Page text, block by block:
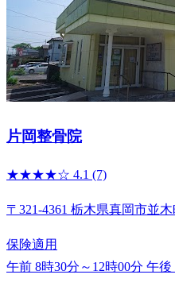
片岡整骨院
★★★★☆ 4.1 (7)
〒321-4361 栃木県真岡市並
保険適用
午前 8時30分～12時00分 午後